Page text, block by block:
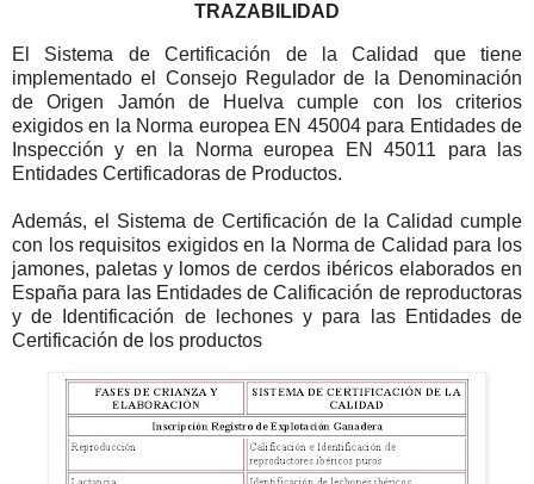
TRAZABILIDAD
El Sistema de Certificación de la Calidad que tiene
implementado el Consejo Regulador de la Denominación
de Origen Jamón de Huelva cumple con los criterios
exigidos en la Norma europea EN 45004 para Entidades de
Inspección y en la Norma europea EN 45011 para las
Entidades Certificadoras de Productos.
Además, el Sistema de Certificación de la Calidad cumple
con los requisitos exigidos en la Norma de Calidad para los
jamones, paletas y lomos de cerdos ibéricos elaborados en
España para las Entidades de Calificación de reproductoras
y de Identificación de lechones y para las Entidades de
Certificación de los productos